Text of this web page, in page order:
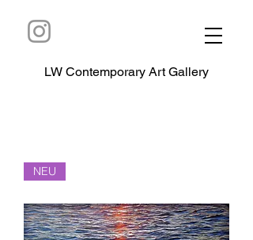
LW Contemporary Art Gallery
NEU